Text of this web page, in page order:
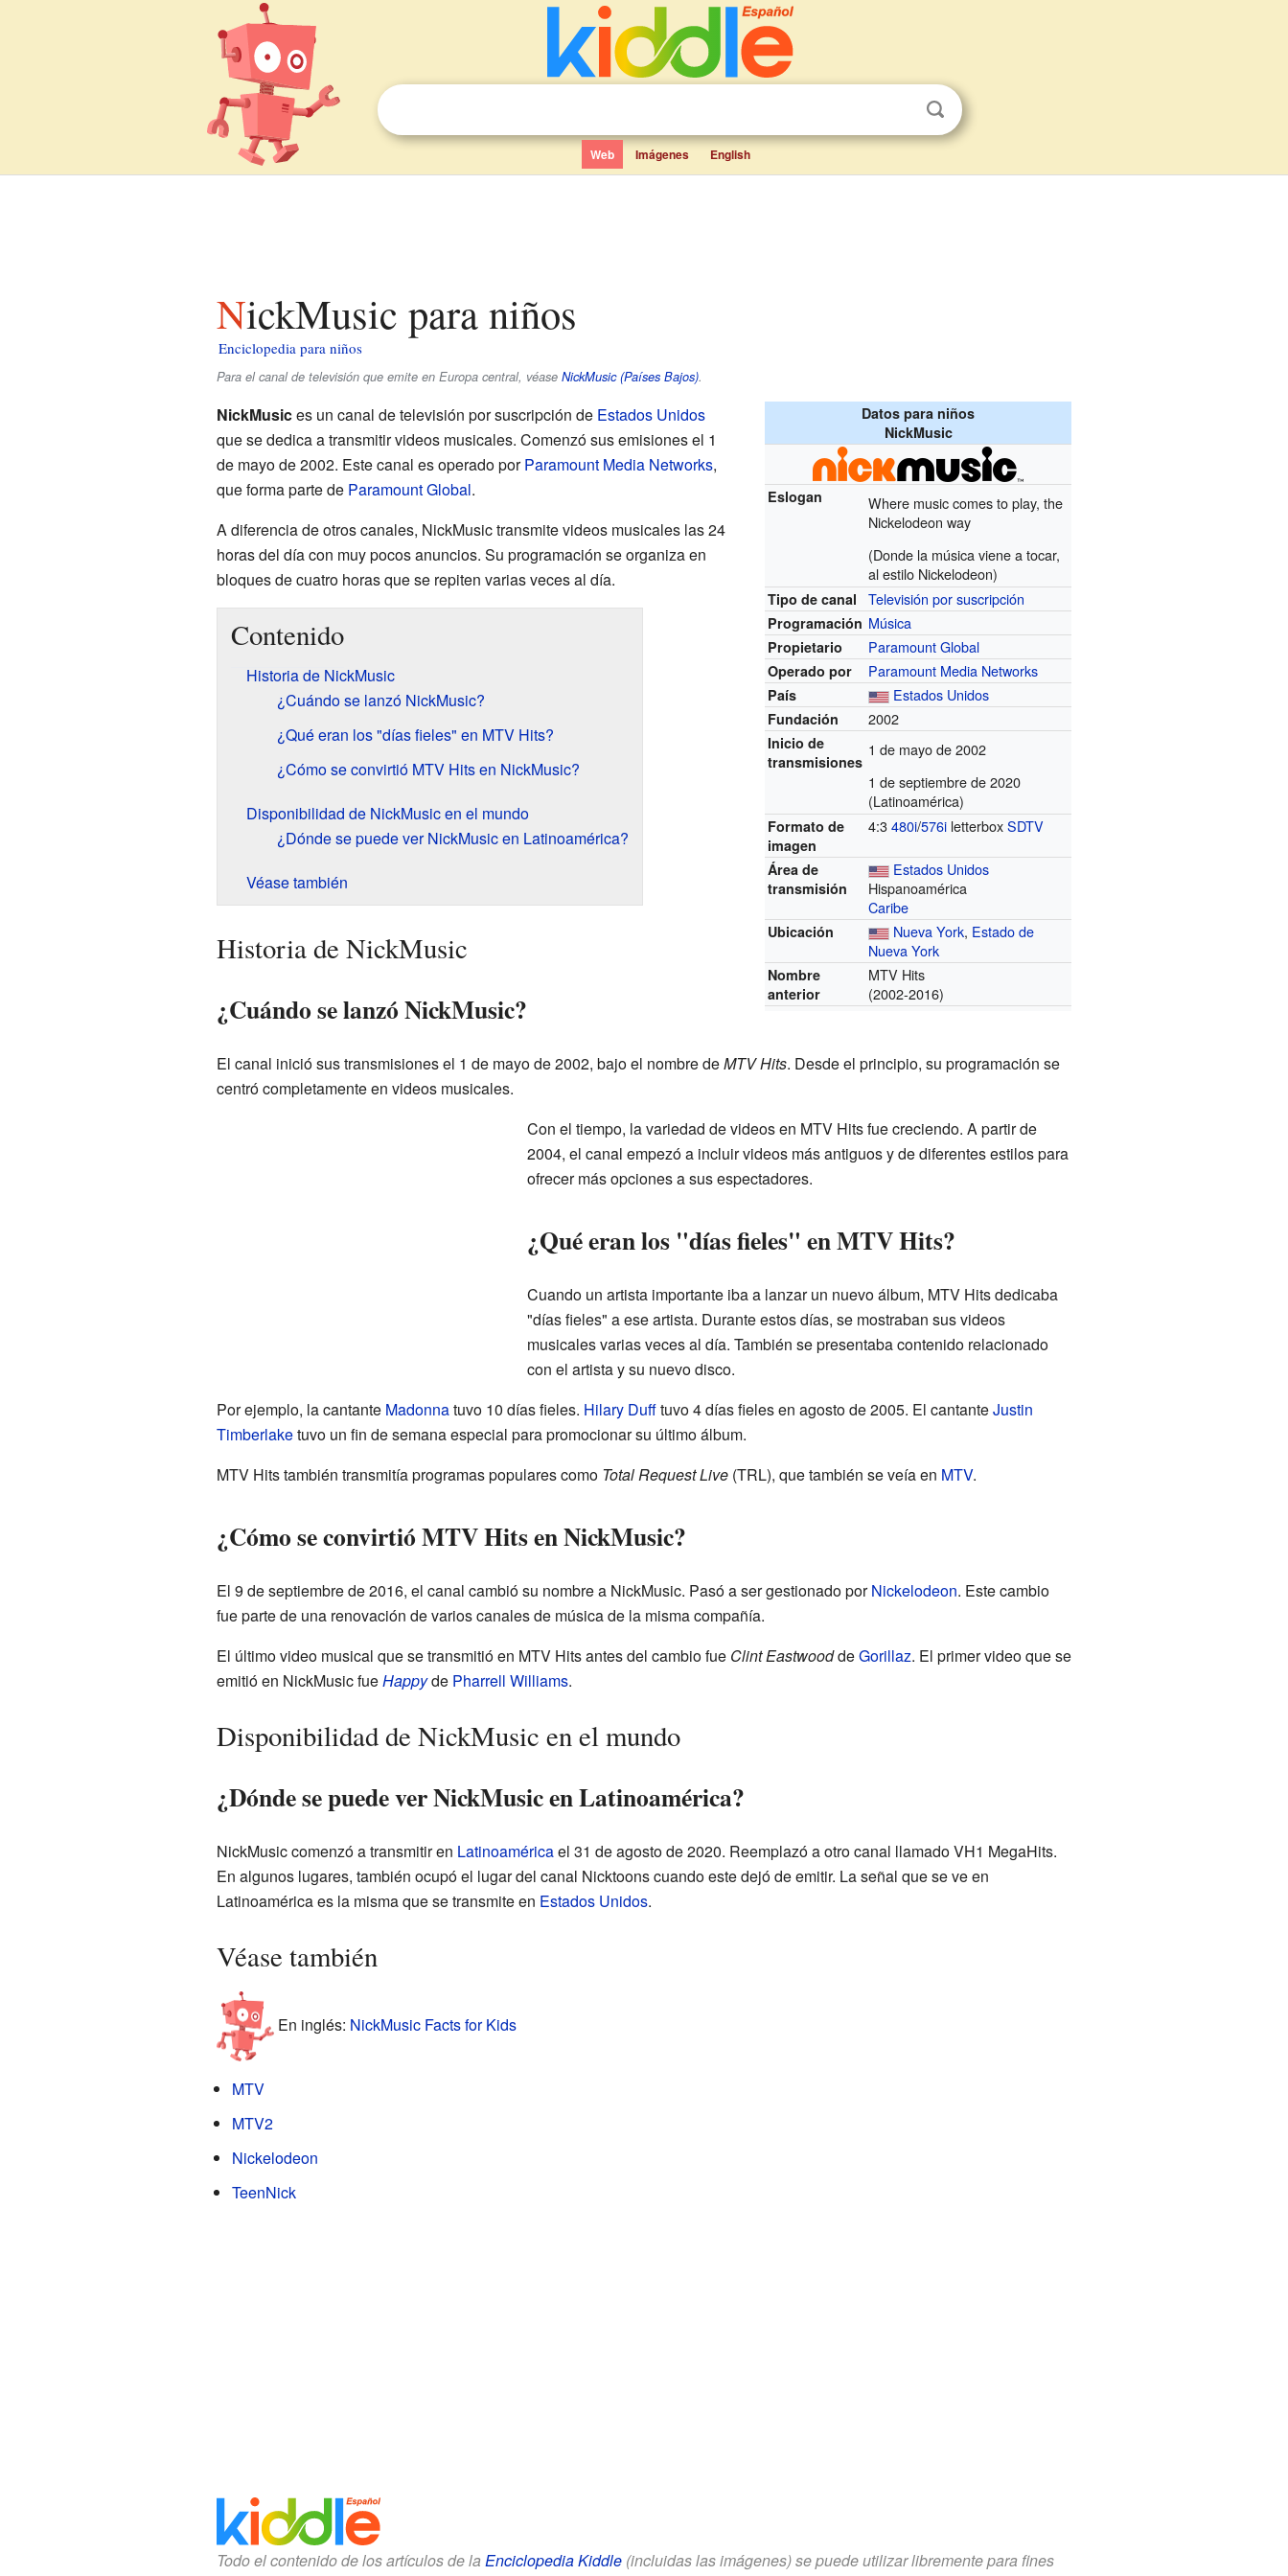
Web Imágenes English
NickMusic para niños
Enciclopedia para niños
Para el canal de televisión que emite en Europa central, véase NickMusic (Países Bajos).
Datos para niños
NickMusic
Eslogan
Where music comes to play, the
Nickelodeon way
(Donde la música viene a tocar,
al estilo Nickelodeon)
Tipo de canal Televisión por suscripción
Programación Música
Propietario Paramount Global
Operado por Paramount Media Networks
País Estados Unidos
Fundación 2002
Inicio de
transmisiones
1 de mayo de 2002
1 de septiembre de 2020
(Latinoamérica)
Formato de
imagen
4:3480i/576i letterboxSDTV
Área de
transmisión
Estados Unidos
Hispanoamérica
Caribe
Ubicación Nueva York, Estado de
Nueva York
Nombre
anterior
MTV Hits
(2002-2016)
NickMusices un canal de televisión por suscripción de Estados Unidos
que se dedica a transmitir videos musicales. Comenzó sus emisiones el 1
de mayo de 2002. Este canal es operado porParamount Media Networks,
que forma parte de Paramount Global.
A diferencia de otros canales, NickMusic transmite videos musicales las 24
horas del día con muy pocos anuncios. Su programación se organiza en
bloques de cuatro horas que se repiten varias veces al día.
Contenido
Historia de NickMusic
¿Cuándo se lanzó NickMusic?
¿Qué eran los "días fieles" en MTV Hits?
¿Cómo se convirtió MTV Hits en NickMusic?
Disponibilidad de NickMusic en el mundo
¿Dónde se puede ver NickMusic en Latinoamérica?
Véase también
Historia de NickMusic
¿Cuándo se lanzó NickMusic?
El canal inició sus transmisiones el 1 de mayo de 2002, bajo el nombre deMTV Hits. Desde el principio, su programación se
centró completamente en videos musicales.
Con el tiempo, la variedad de videos en MTV Hits fue creciendo. A partir de
2004, el canal empezó a incluir videos más antiguos y de diferentes estilos para
ofrecer más opciones a sus espectadores.
¿Qué eran los "días fieles" en MTV Hits?
Cuando un artista importante iba a lanzar un nuevo álbum, MTV Hits dedicaba
"días fieles" a ese artista. Durante estos días, se mostraban sus videos
musicales varias veces al día. También se presentaba contenido relacionado
con el artista y su nuevo disco.
Por ejemplo, la cantante Madonnatuvo 10 días fieles. Hilary Dufftuvo 4 días fieles en agosto de 2005. El cantanteJustin
Timberlaketuvo un fin de semana especial para promocionar su último álbum.
MTV Hits también transmitía programas populares como Total Request Live(TRL), que también se veía en MTV.
¿Cómo se convirtió MTV Hits en NickMusic?
El 9 de septiembre de 2016, el canal cambió su nombre a NickMusic. Pasó a ser gestionado porNickelodeon. Este cambio
fue parte de una renovación de varios canales de música de la misma compañía.
El último video musical que se transmitió en MTV Hits antes del cambio fue Clint EastwooddeGorillaz. El primer video que se
emitió en NickMusic fueHappyde Pharrell Williams.
Disponibilidad de NickMusic en el mundo
¿Dónde se puede ver NickMusic en Latinoamérica?
NickMusic comenzó a transmitir en Latinoaméricael 31 de agosto de 2020. Reemplazó a otro canal llamado VH1 MegaHits.
En algunos lugares, también ocupó el lugar del canal Nicktoons cuando este dejó de emitir. La señal que se ve en
Latinoamérica es la misma que se transmite en Estados Unidos.
Véase también
En inglés: NickMusic Facts for Kids
MTV
MTV2
Nickelodeon
TeenNick
Todo el contenido de los artículos de la Enciclopedia Kiddle(incluidas las imágenes) se puede utilizar libremente para fines